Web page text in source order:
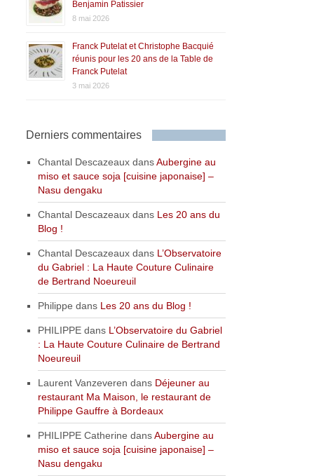
Benjamin Patissier
8 mai 2026
Franck Putelat et Christophe Bacquié
réunis pour les 20 ans de la Table de
Franck Putelat
3 mai 2026
Derniers commentaires
Chantal Descazeaux dansAubergine au
miso et sauce soja [cuisine japonaise] –
Nasu dengaku
Chantal Descazeaux dans Les 20 ans du
Blog !
Chantal Descazeaux dans L’Observatoire
du Gabriel : La Haute Couture Culinaire
de Bertrand Noeureuil
Philippe dans Les 20 ans du Blog !
PHILIPPE dans L’Observatoire du Gabriel
: La Haute Couture Culinaire de Bertrand
Noeureuil
Laurent Vanzeveren dans Déjeuner au
restaurant Ma Maison, le restaurant de
Philippe Gauffre à Bordeaux
PHILIPPE Catherine dansAubergine au
miso et sauce soja [cuisine japonaise] –
Nasu dengaku